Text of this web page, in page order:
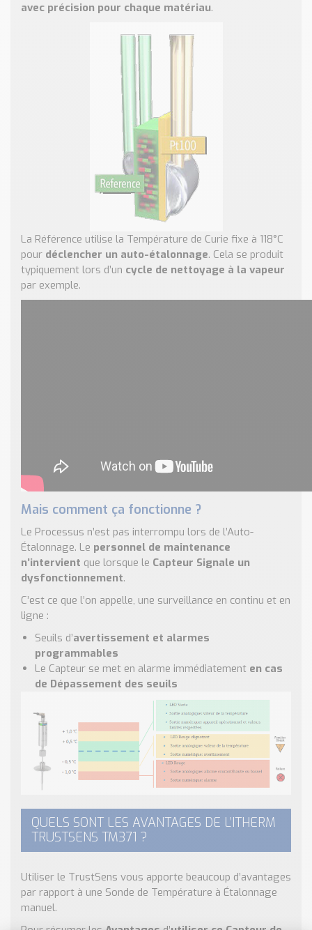
avec précision pour chaque matériau.
La Référence utilise la Température de Curie fixe à 118°C
pour déclencher un auto-étalonnage. Cela se produit
typiquement lors d’un cycle de nettoyage à la vapeur
par exemple.
Mais comment ça fonctionne ?
Le Processus n’est pas interrompu lors de l’Auto-
Étalonnage. Le personnel de maintenance
n’intervient que lorsque le Capteur Signale un
dysfonctionnement.
C’est ce que l’on appelle, une surveillance en continu et en
ligne :
Seuils d’avertissement et alarmes
programmables
Le Capteur se met en alarme immédiatement en cas
de Dépassement des seuils
QUELS SONT LES AVANTAGES DE L’ITHERM
TRUSTSENS TM371 ?
Utiliser le TrustSens vous apporte beaucoup d’avantages
par rapport à une Sonde de Température à Étalonnage
manuel.